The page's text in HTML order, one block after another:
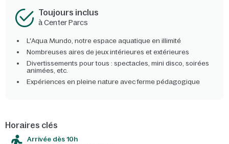
Toujours inclus
à Center Parcs
L'Aqua Mundo, notre espace aquatique en illimité
Nombreuses aires de jeux intérieures et extérieures
Divertissements pour tous : spectacles, mini disco, soirées
animées, etc.
Expériences en pleine nature avec ferme pédagogique
Horaires clés
Arrivée dès 10h​